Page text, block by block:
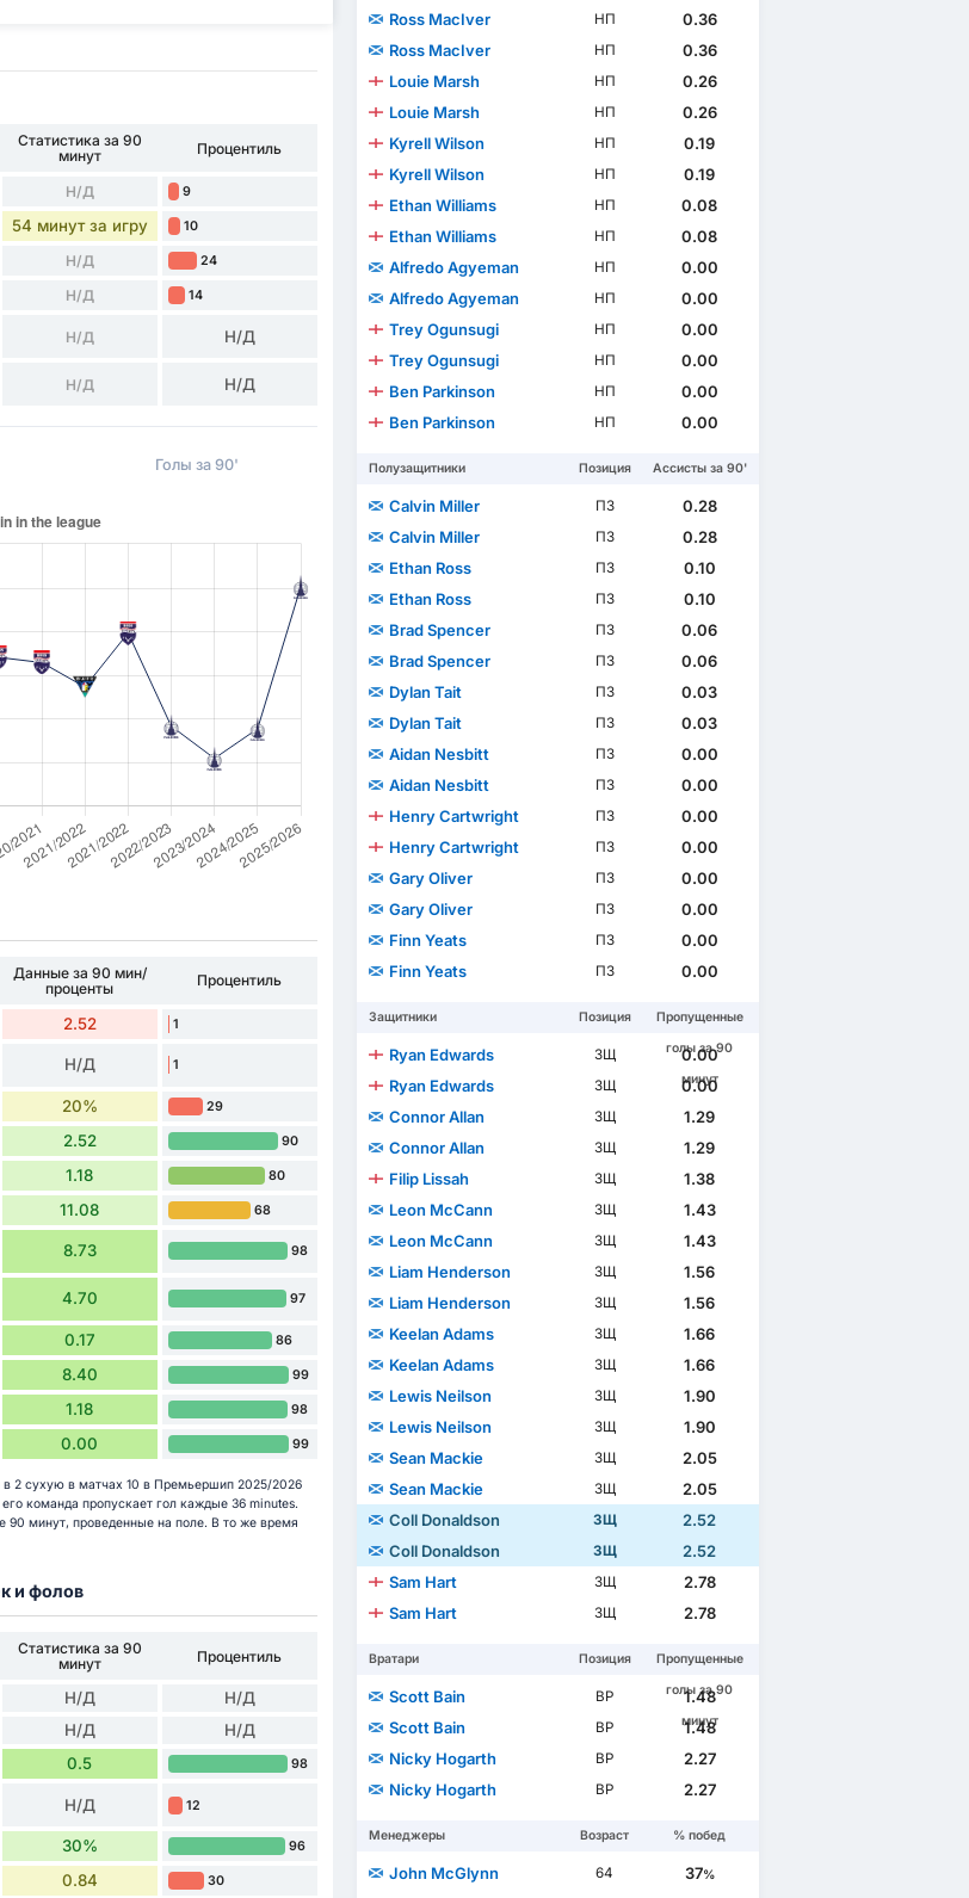
Статистика за 90
минут
Процентиль
Н/Д 9
54 минут за игру 10
Н/Д 24
Н/Д 14
Н/Д Н/Д
Н/Д Н/Д
Голы за 90'
Данные за 90 мин/
проценты
Процентиль
2.52 1
Н/Д 1
20% 29
2.52 90
1.18 80
11.08 68
8.73 98
4.70 97
0.17 86
8.40 99
1.18 98
0.00 99
в 2 сухую в матчах 10 в Премьершип 2025/2026
команда пропускает гол каждые 36 minutes.
90 минут, проведенные на поле. В то же время
и фолов
Статистика за 90
минут
Процентиль
Н/Д Н/Д
Н/Д Н/Д
0.5 98
Н/Д 12
30% 96
0.84 30
Ross MacIver
НП
0.36
Ross MacIver
НП
0.36
Louie Marsh
НП
0.26
Louie Marsh
НП
0.26
Kyrell Wilson
НП
0.19
Kyrell Wilson
НП
0.19
Ethan Williams
НП
0.08
Ethan Williams
НП
0.08
Alfredo Agyeman
НП
0.00
Alfredo Agyeman
НП
0.00
Trey Ogunsugi
НП
0.00
Trey Ogunsugi
НП
0.00
Ben Parkinson
НП
0.00
Ben Parkinson
НП 0.00
Полузащитники Позиция Ассисты за 90'
Calvin Miller ПЗ
0.28
Calvin Miller
ПЗ
0.28
Ethan Ross
ПЗ
0.10
Ethan Ross
ПЗ
0.10
Brad Spencer
ПЗ
0.06
Brad Spencer
ПЗ
0.06
Dylan Tait
ПЗ
0.03
Dylan Tait
ПЗ
0.03
Aidan Nesbitt
ПЗ
0.00
Aidan Nesbitt
ПЗ
0.00
Henry Cartwright
ПЗ
0.00
Henry Cartwright
ПЗ
0.00
Gary Oliver
ПЗ
0.00
Gary Oliver
ПЗ
0.00
Finn Yeats
ПЗ
0.00
Finn Yeats
ПЗ 0.00
Защитники Позиция
Пропущенные
голы за 90
минут
Ryan Edwards ЗЩ
0.00
Ryan Edwards
ЗЩ
0.00
Connor Allan
ЗЩ
1.29
Connor Allan
ЗЩ
1.29
Filip Lissah
ЗЩ
1.38
Leon McCann
ЗЩ
1.43
Leon McCann
ЗЩ
1.43
Liam Henderson
ЗЩ
1.56
Liam Henderson
ЗЩ
1.56
Keelan Adams
ЗЩ
1.66
Keelan Adams
ЗЩ
1.66
Lewis Neilson
ЗЩ
1.90
Lewis Neilson
ЗЩ
1.90
Sean Mackie
ЗЩ
2.05
Sean Mackie
ЗЩ
2.05
Coll Donaldson
ЗЩ
2.52
Coll Donaldson
ЗЩ
2.52
Sam Hart
ЗЩ
2.78
Sam Hart
ЗЩ 2.78
Вратари Позиция
Пропущенные
голы за 90
минут
Scott Bain ВР
1.48
Scott Bain
ВР
1.48
Nicky Hogarth
ВР
2.27
Nicky Hogarth
ВР 2.27
Менеджеры Возраст % побед
John McGlynn 64 37%